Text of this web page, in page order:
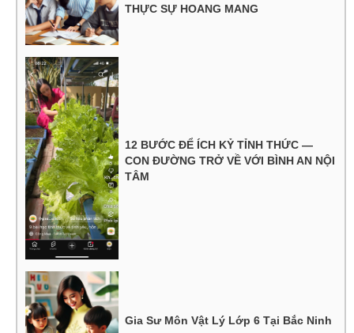
THỰC SỰ HOANG MANG
12 BƯỚC ĐỂ ÍCH KỶ TỈNH THỨC —
CON ĐƯỜNG TRỞ VỀ VỚI BÌNH AN NỘI
TÂM
Gia Sư Môn Vật Lý Lớp 6 Tại Bắc Ninh